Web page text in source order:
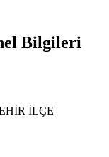
Bilgileri
İLÇE